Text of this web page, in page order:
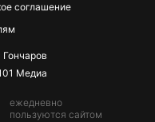
соглашение
Медиа
ежедневно
пользуются сайтом